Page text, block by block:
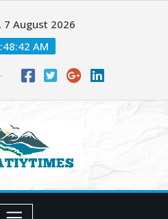
7 August 2026
AM